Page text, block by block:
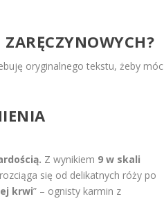
oryginalnego tekstu, żeby móc
Z wynikiem 9 w skali
się od delikatnych róży po
krwi” – ognisty karmin z